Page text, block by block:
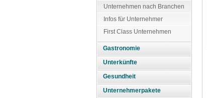
Unternehmen nach Branchen
Infos für Unternehmer
First Class Unternehmen
Gastronomie
Unterkünfte
Gesundheit
Unternehmerpakete